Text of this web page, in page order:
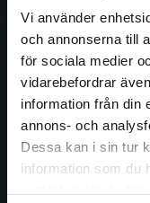
Vi använder
och annonserna till
för sociala medier
vidarebefordrar
information från din
annons- och
Dessa kan i sin tur
information som du
Det verkar som
Kontakta oss
Kontakta oss
046-31 20 00
Box 141
221 00 Lund
Besöksadress: